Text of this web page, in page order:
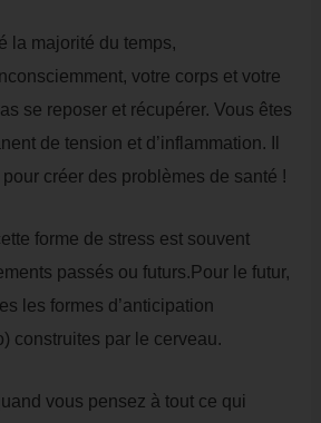
la majorité du temps,
votre corps et votre
se reposer et récupérer. Vous êtes
de tension et d’inflammation. Il
créer des problèmes de santé !
forme de stress est souvent
passés ou futurs.Pour le futur,
les formes d’anticipation
construites par le cerveau.
vous pensez à tout ce qui